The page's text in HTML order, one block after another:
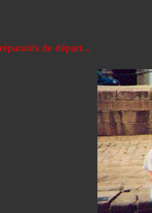
de départ...